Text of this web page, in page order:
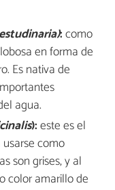
:como
en forma de
Es nativa de
agua.
):este es el
como
son grises, y al
color amarillo de